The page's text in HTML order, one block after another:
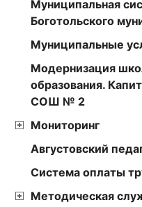
Муниципальная
Боготольского
Муниципальные
Модернизация
образования.
СОШ № 2
Мониторинг
Августовский
Cистема оплаты
Методическая